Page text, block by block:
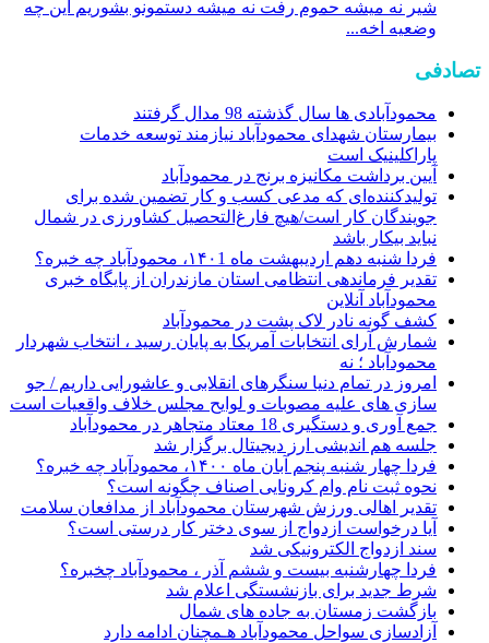
شیر نه میشه حموم رفت نه میشه دستمونو بشوریم این چه
وضعیه اخه...
تصادفی
محمودآبادی ها سال گذشته 98 مدال گرفتند
بیمارستان شهدای محمودآباد نیازمند توسعه خدمات
پاراکلینیک است
آیین برداشت مکانیزه برنج در محمودآباد
تولیدکننده‌ای که مدعی کسب و کار تضمین شده برای
جویندگان کار است/هیچ فارغ‌التحصیل کشاورزی در شمال
نباید بیکار باشد
فردا شنبه دهم اردیبهشت ماه ۱۴۰1، محمودآباد چه خبره؟
تقدیر فرماندهی انتظامی استان مازندران از پایگاه خبری
محمودآباد آنلاین
کشف گونه نادر لاک پشت در محمودآباد
شمارش آرای انتخابات آمریکا به پایان رسید ، انتخاب شهردار
محمودآباد ؛ نه
امروز در تمام دنیا سنگرهای انقلابی و عاشورایی داریم / جو
سازی های علیه مصوبات و لوایح مجلس خلاف واقعیات است
جمع آوری و دستگیری 18 معتاد متجاهر در محمودآباد
جلسه هم اندیشی ارز دیجیتال برگزار شد
فردا چهار شنبه پنجم آبان ماه ۱۴۰۰، محمودآباد چه خبره؟
نحوه ثبت نام وام کرونایی اصناف چگونه است؟
تقدیر اهالی ورزش شهرستان محمودآباد از مدافعان سلامت
آیا درخواست ازدواج از سوی دختر کار درستی است؟
سند ازدواج الکترونیکی شد
فردا چهارشنبه بیست و ششم آذر ، محمودآباد چخبره؟
شرط جدید برای بازنشستگی اعلام شد
بازگشت زمستان به جاده های شمال
آزادسازی سواحل محمودآباد هـمچنان ادامه دارد